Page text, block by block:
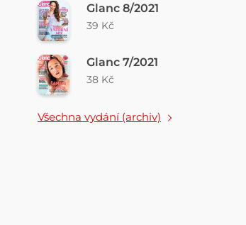
Glanc 8/2021
39 Kč
Glanc 7/2021
38 Kč
Všechna vydání (archiv)